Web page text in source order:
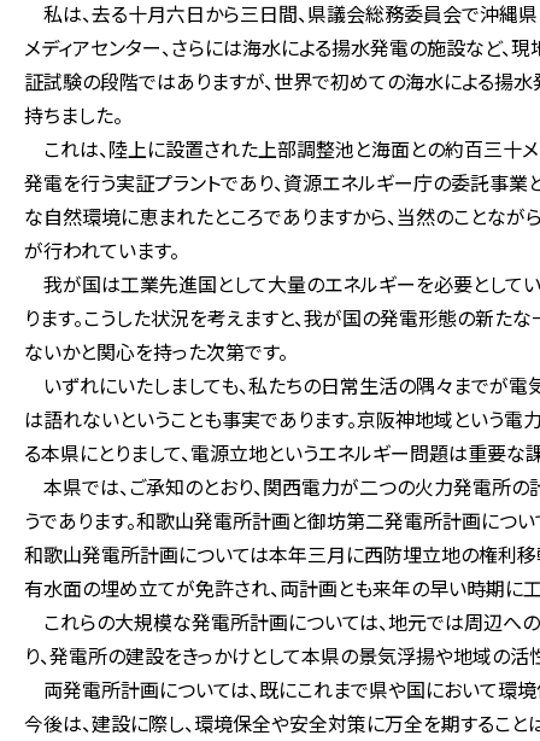
私は、去る十月六日から三日間、県議会総務委員会で沖縄
メディアセンター、さらには海水による揚水発電の施設など、
証試験の段階ではありますが、世界で初めての海水による揚
持ちました。
これは、陸上に設置された上部調整池と海面との約百三十
発電を行う実証プラントであり、資源エネルギー庁の委託事
な自然環境に恵まれたところでありますから、当然のことな
が行われています。
我が国は工業先進国として大量のエネルギーを必要として
ります。こうした状況を考えますと、我が国の発電形態の新
ないかと関心を持った次第です。
いずれにいたしましても、私たちの日常生活の隅々までが
は語れないということも事実であります。京阪神地域という
る本県にとりまして、電源立地というエネルギー問題は重要
本県では、ご承知のとおり、関西電力が二つの火力発電所
うであります。和歌山発電所計画と御坊第二発電所計画につ
和歌山発電所計画については本年三月に西防埋立地の権利
有水面の埋め立てが免許され、両計画とも来年の早い時期に
これらの大規模な発電所計画については、地元では周辺へ
り、発電所の建設をきっかけとして本県の景気浮揚や地域の
両発電所計画については、既にこれまで県や国において環
今後は、建設に際し、環境保全や安全対策に万全を期するこ